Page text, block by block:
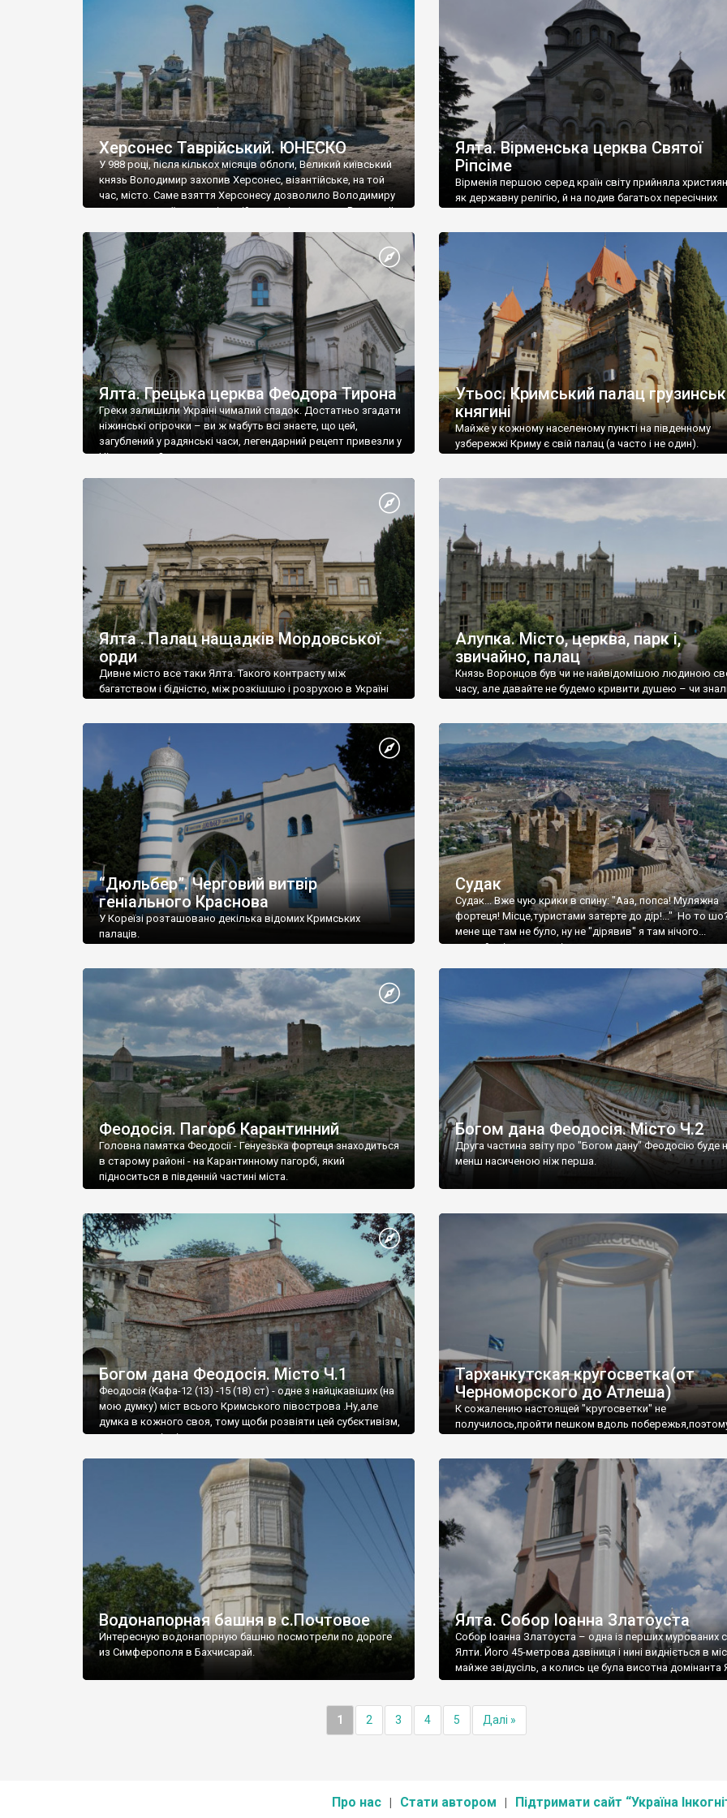
візантійської доби. Раритети викрадені з фондів об’єкту
культурної спадщини ЮНЕСКО «Херсонеса Таврійського».
Офіційно – на виставку «Золото Візантії», але експерти та
влада в Україні вважають це лише […]
називаються «повстяками» (postaki)…” “Вино. Крим
виробляє відмінне вино і його вдосталь: воно все
легке біле і дуже […]
Херсонес Таврійський. ЮНЕСКО
У 988 році, після кількох місяців облоги, Великий київський
князь Володимир захопив Херсонес, візантійське, на той
час, місто. Саме взяття Херсонесу дозволило Володимиру
диктувати свої умови візантійському імператору Василю ІІ,
Херсонесі Володимир-язичник, став Василем-
християнином. А потім було Хрещення Русі. На честь
Херсонесу Таврійського названо місто […]
Ялта. Вірменська церква Святої
Ріпсіме
Вірменія першою серед країн світу прийняла
як державну релігію, й на подив багатьох пересічних
Ялта. Грецька церква Феодора Тирона
Греки залишили Україні чималий спадок. Достатньо згадати
ніжинські огірочки – ви ж мабуть всі знаєте, що цей,
загублений у радянські часи, легендарний рецепт привезли у
Ніжин греки?
Утьос. Кримський палац
княгині
Майже у кожному населеному пункті на південному
узбережжі Криму є свій палац (а часто і не один).
Ялта . Палац нащадків Мордовської
орди
Дивне місто все таки Ялта. Такого контрасту між
багатством і бідністю, між розкішшю і розрухою в Україні
Алупка. Місто, церква, парк і,
звичайно, палац
Князь Воронцов був чи не найвідомішою людиною
часу, але давайте не будемо кривити душею – чи
“Дюльбер”. Черговий витвір
геніального Краснова
У Кореїзі розташовано декілька відомих Кримських
палаців.
Судак
Судак... Вже чую крики в спину: "Ааа, попса! Муляжна
фортеця! Місце,туристами затерте до дір!..." Но то
мене ще там не було, ну не "дірявив" я там нічого...
принаймні до цього літа.
Феодосія. Пагорб Карантинний
Головна памятка Феодосії - Генуезька фортеця знаходиться
в старому районі - на Карантинному пагорбі, який
підноситься в південній частині міста.
Богом дана Феодосія. Місто Ч.2
Друга частина звіту про "Богом дану" Феодосію буде
менш насиченою ніж перша.
Богом дана Феодосія. Місто Ч.1
Феодосія (Кафа-12 (13) -15 (18) ст) - одне з найцікавіших (на
мою думку) міст всього Кримського півострова .Ну,але
думка в кожного своя, тому щоби розвіяти цей субєктивізм,
запрошую відвідати це
Тарханкутская кругосветка(от
Черноморского до Атлеша)
К сожалению настоящей "кругосветки" не
получилось,пройти пешком вдоль
Водонапорная башня в с.Почтовое
Интересную водонапорную башню посмотрели по дороге
из Симферополя в Бахчисарай.
Ялта. Собор Іоанна Златоуста
Собор Іоанна Златоуста – одна із перших мурованих
Ялти. Його 45-метрова дзвіниця і нині видніється в
майже звідусіль, а колись це була висотна домінанта
1 2 3 4 5 Далі »
Про нас Стати автором Підтримати сайт “Україна